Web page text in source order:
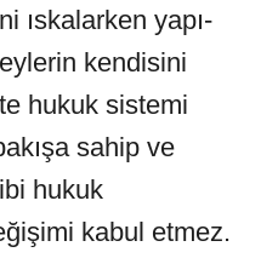
ıskalarken yapı-
kendisini
hukuk sistemi
sahip ve
hukuk
kabul etmez.